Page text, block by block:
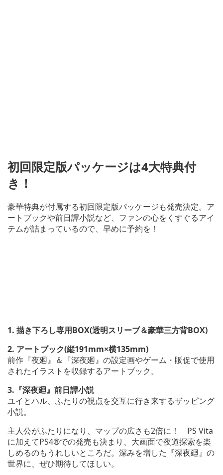
初回限定版パッケージは4大特典付
き！
豪華特典が付属する初回限定版パッケージも発売決定。ア
ートブックや前日譚小説など、ファンの心をくすぐるアイ
テムが詰まっているので、早めに予約を！
1. 描き下ろし専用BOX(透明スリーブ＆豪華三方背BOX)
2. アートブック(縦191mm×横135mm)
前作『夜廻』＆『深夜廻』の設定画やゲーム・販促で使用
されたイラストを収録するアートブック。
3.『深夜廻』前日譚小説
ユイとハル、ふたりの視点を交互に行き来するザッピング
小説。
主人公がふたりになり、マップの広さも2倍に！ PS Vita
に加えてPS4®での発売も決まり、大画面で夜道探索を楽
しめるのもうれしいところだ。深みを増した『深夜廻』の
世界に、ぜひ期待してほしい。